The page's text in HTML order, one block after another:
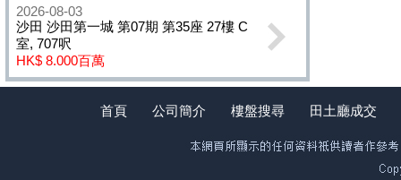
2026-08-03
沙田 沙田第一城 第07期 第35座 27樓 C
室, 707呎
HK$ 8.000百萬
首頁 公司簡介 樓盤搜尋 田土廳成交